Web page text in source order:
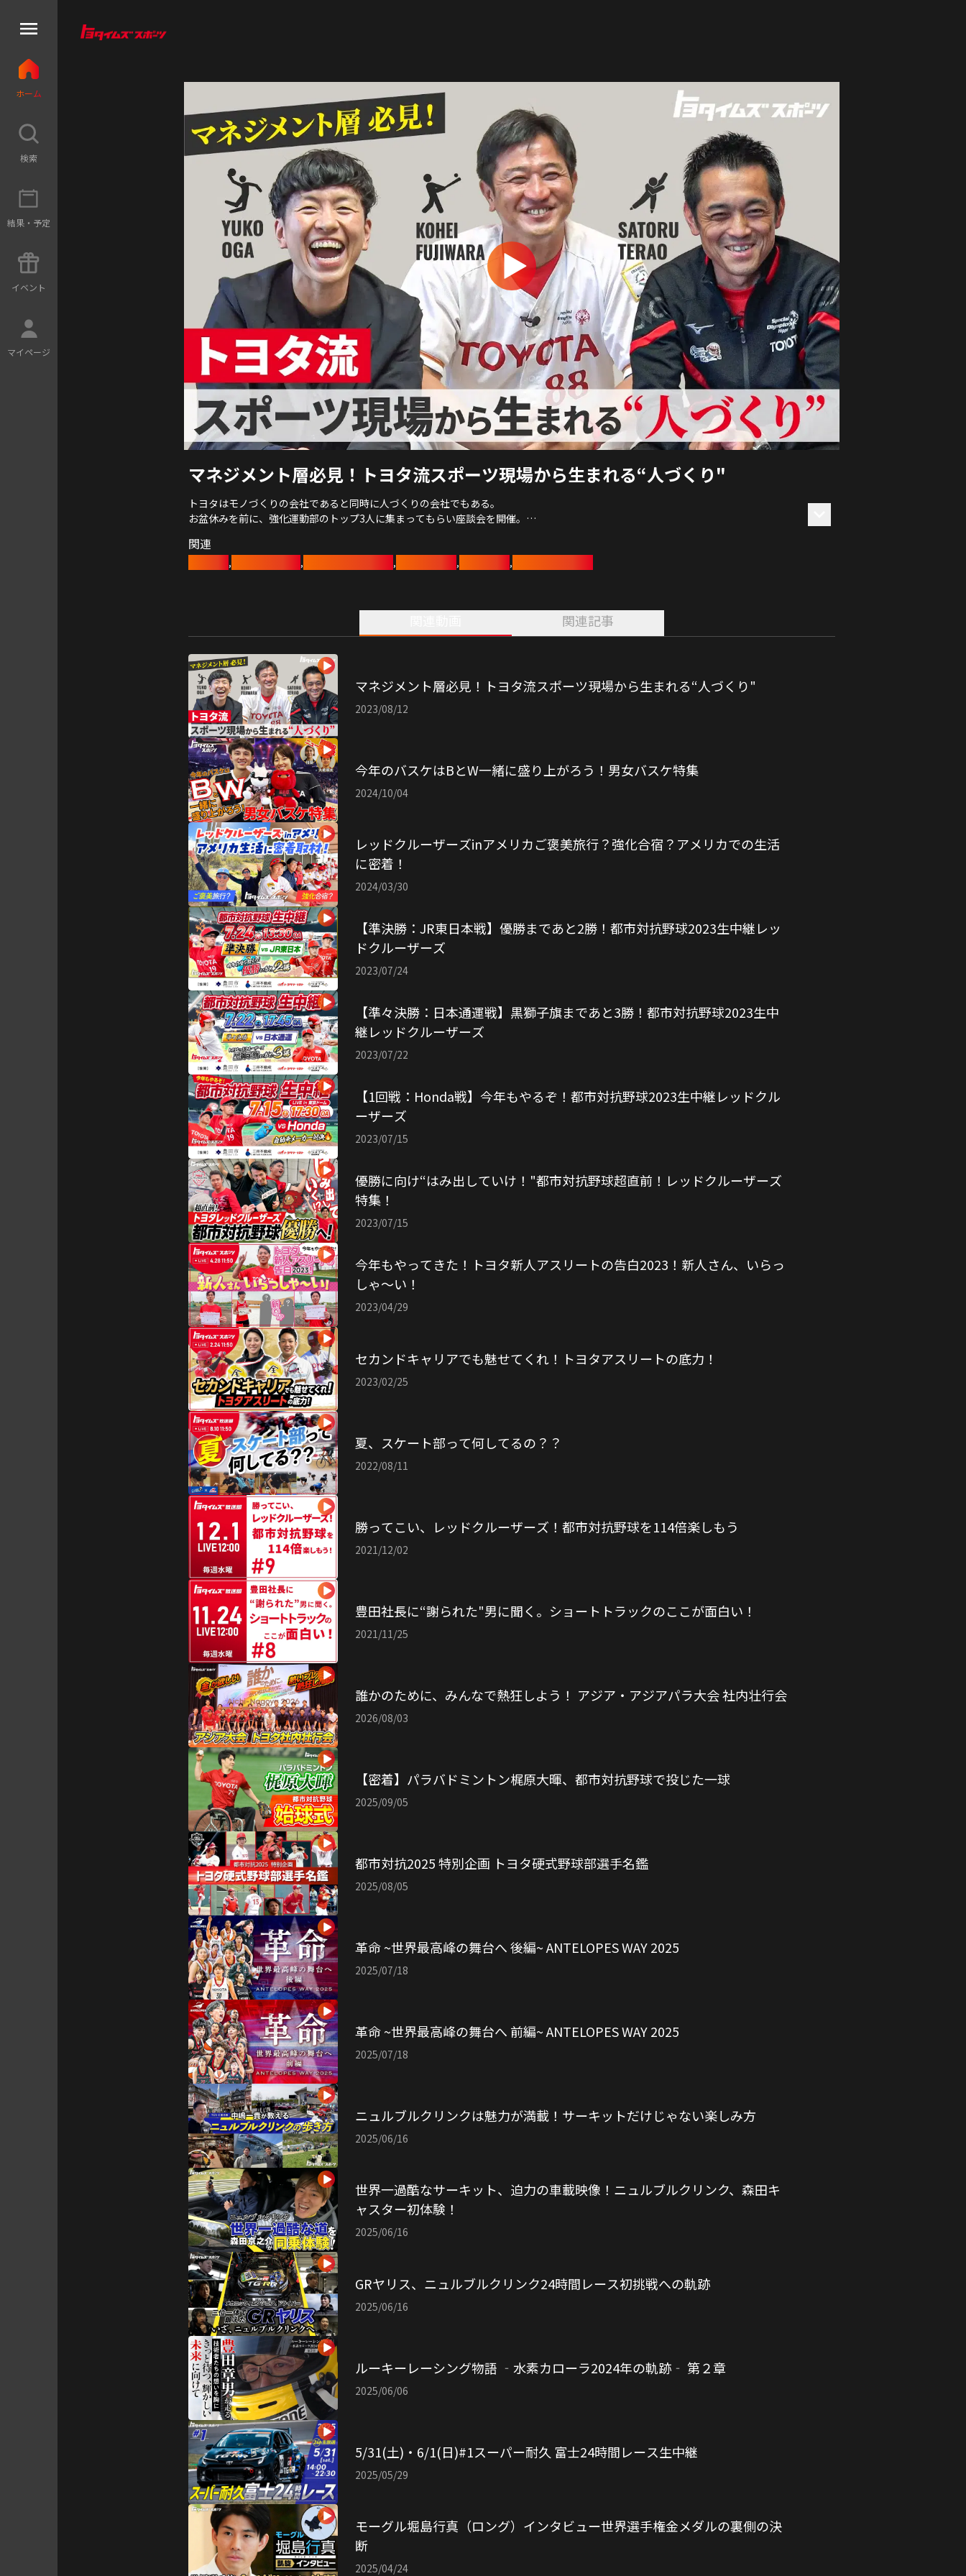
ホーム
検索
結果 ・ 予定
イベン ト
マイページ
マネジメント層必見！トヨタ流スポーツ現場から生まれる“人づくり"
トヨタはモノづくりの会社であると同時に人づくりの会社でもある。
お盆休みを前に、強化運動部のトップ3人に集まってもらい座談会を開催。
座談会に参加したのは
硬式野球部レッドクルーザーズの藤原航平監督。
FIBA殿堂入りの大神さん、五輪4回出場の寺尾さん、社会人野球秋夏連覇の藤原さん、
競技も違えば、キャラクターも異なる3人が集まって、
トヨタらしいチームとは？どんな声のかけ方がいいのか？目標はどう設定する？
幅広く参考になる話題が盛りだくさん！
ゲストに女子ソフトボール、
レッドテリアーズの馬場幸子監督を迎え、
3人の座談会の様子を見てもらいます！
ぜひご覧ください。
関連
, , , , ,
関連記事
マネジメント層必見！トヨタ流スポーツ現場から生まれる“人づくり"
2023/08/12
今年のバスケはBとW一緒に盛り上がろう！男女バスケ特集
2024/10/04
レッドクルーザーズinアメリカご褒美旅行？強化合宿？アメリカでの生活
に密着！
2024/03/30
【準決勝：JR東日本戦】優勝まであと2勝！都市対抗野球2023生中継レッ
ドクルーザーズ
2023/07/24
【準々決勝：日本通運戦】黒獅子旗まであと3勝！都市対抗野球2023生中
継レッドクルーザーズ
2023/07/22
【1回戦：Honda戦】今年もやるぞ！都市対抗野球2023生中継レッドクル
ーザーズ
2023/07/15
優勝に向け“はみ出していけ！"都市対抗野球超直前！レッドクルーザーズ
特集！
2023/07/15
今年もやってきた！トヨタ新人アスリートの告白2023！新人さん、いらっ
しゃ〜い！
2023/04/29
セカンドキャリアでも魅せてくれ！トヨタアスリートの底力！
2023/02/25
夏、スケート部って何してるの？？
2022/08/11
勝ってこい、レッドクルーザーズ！都市対抗野球を114倍楽しもう
2021/12/02
豊田社長に“謝られた"男に聞く。ショートトラックのここが面白い！
2021/11/25
誰かのために、みんなで熱狂しよう！ アジア・アジアパラ大会 社内壮行会
2026/08/03
【密着】パラバドミントン梶原大暉、都市対抗野球で投じた一球
2025/09/05
都市対抗2025 特別企画 トヨタ硬式野球部選手名鑑
2025/08/05
革命 ~世界最高峰の舞台へ 後編~ ANTELOPES WAY 2025
2025/07/18
革命 ~世界最高峰の舞台へ 前編~ ANTELOPES WAY 2025
2025/07/18
ニュルブルクリンクは魅力が満載！サーキットだけじゃない楽しみ方
2025/06/16
世界一過酷なサーキット、迫力の車載映像！ニュルブルクリンク、森田キ
ャスター初体験！
2025/06/16
GRヤリス、ニュルブルクリンク24時間レース初挑戦への軌跡
2025/06/16
ルーキーレーシング物語 ‐水素カローラ2024年の軌跡‐ 第２章
2025/06/06
5/31(土)・6/1(日)#1スーパー耐久 富士24時間レース生中継
2025/05/29
モーグル堀島行真（ロング）インタビュー世界選手権金メダルの裏側の決
断
2025/04/24